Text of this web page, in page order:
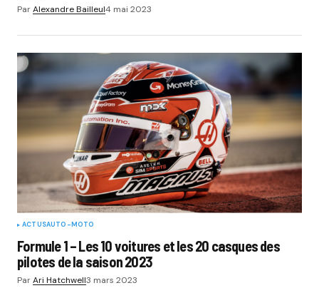
ParAlexandre Bailleul4 mai 2023
ACTUSAUTO-MOTO
Formule 1 – Les 10 voitures et les 20 casques des
pilotes de la saison 2023
ParAri Hatchwell3 mars 2023